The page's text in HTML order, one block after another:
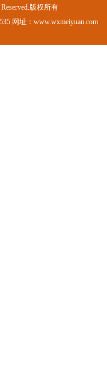
版权所有
网址：www.wxmeiyuan.com